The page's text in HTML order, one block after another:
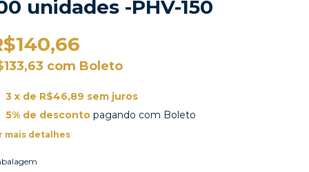
unidades -PHV-150
com Boleto
3 x de R$46,89 sem juros
5% de descontopagando com Boleto
mais detalhes